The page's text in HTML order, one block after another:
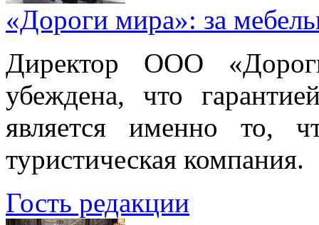
«Дороги мира»: за
Директор ООО
убеждена, что
является именно то,
туристическая компания.
Гость редакции